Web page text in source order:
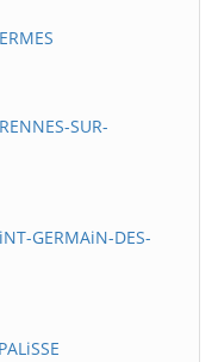
SUR-
GERMAiN-DES-